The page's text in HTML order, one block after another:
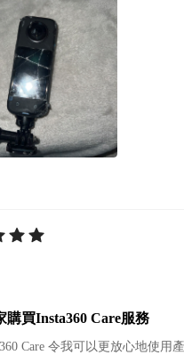
購買Insta360 Care服務
Care 令我可以更放心地使用